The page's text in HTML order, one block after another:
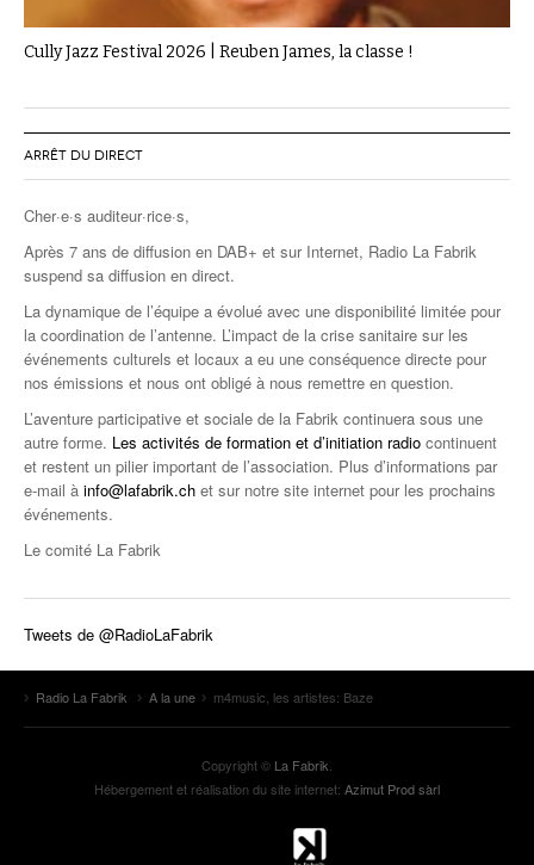
Cully Jazz Festival 2026 | Reuben James, la classe !
ARRÊT DU DIRECT
Cher·e·s auditeur·rice·s,
Après 7 ans de diffusion en DAB+ et sur Internet, Radio La Fabrik
suspend sa diffusion en direct.
La dynamique de l’équipe a évolué avec une disponibilité limitée pour
la coordination de l’antenne. L’impact de la crise sanitaire sur les
événements culturels et locaux a eu une conséquence directe pour
nos émissions et nous ont obligé à nous remettre en question.
L’aventure participative et sociale de la Fabrik continuera sous une
autre forme. Les activités de formation et d’initiation radio continuent
et restent un pilier important de l’association. Plus d’informations par
e-mail à info@lafabrik.ch et sur notre site internet pour les prochains
événements.
Le comité La Fabrik
Tweets de @RadioLaFabrik
Radio La Fabrik A la une m4music, les artistes: Baze
Copyright © La Fabrik.
Hébergement et réalisation du site internet: Azimut Prod sàrl